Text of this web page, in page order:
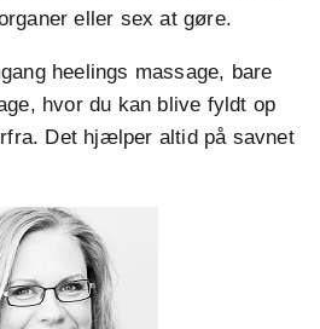
eller sex at gøre.
heelings massage, bare
hvor du kan blive fyldt op
Det hjælper altid på savnet